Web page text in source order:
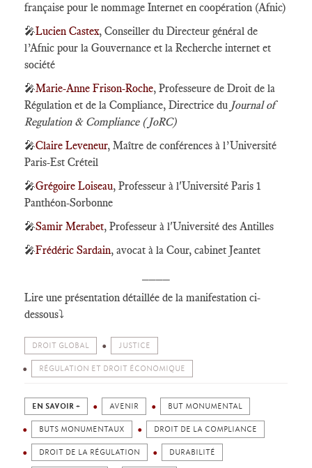
française pour le nommage Internet en coopération (Afnic)
🎤Lucien Castex, Conseiller du Directeur général de
l’Afnic pour la Gouvernance et la Recherche internet et
société
🎤Marie-Anne Frison-Roche, Professeure de Droit de la
Régulation et de la Compliance, Directrice du Journal of
Regulation & Compliance (JoRC)
🎤Claire Leveneur, Maître de conférences à l’Université
Paris-Est Créteil
🎤Grégoire Loiseau, Professeur à l'Université Paris 1
Panthéon-Sorbonne
🎤Samir Merabet, Professeur à l'Université des Antilles
🎤Frédéric Sardain, avocat à la Cour, cabinet Jeantet
Lire une présentation détaillée de la manifestation ci-
dessous⤵️
DROIT GLOBAL JUSTICE
RÉGULATION ET DROIT ÉCONOMIQUE
EN SAVOIR + AVENIR BUT MONUMENTAL
BUTS MONUMENTAUX DROIT DE LA COMPLIANCE
DROIT DE LA RÉGULATION DURABILITÉ